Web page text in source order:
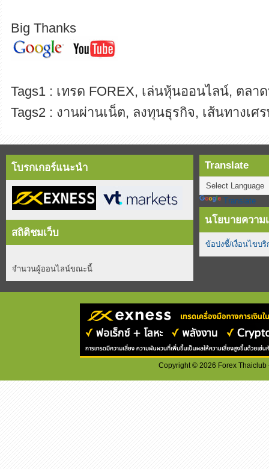
Big Thanks
Tags1 : เทรด FOREX, เล่นหุ้นออนไลน์, ตลา
Tags2 : งานผ่านเน็ต, ลงทุนธุรกิจ, เส้นทางเศ
โบรกเกอร์แนะนำ
สถิติชมเว็บ
จำนวนผู้ออนไลน์ขณะนี้
Translate
Translate
นโยบายความ
ข้อบ่งชี้/เงื่อนไขบริ
Copyright ©2026 Forex Thaiclub